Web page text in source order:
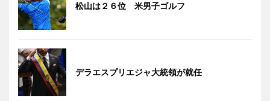
松山は２６位 米男子ゴルフ
デラエスプリエジャ大統領が就任